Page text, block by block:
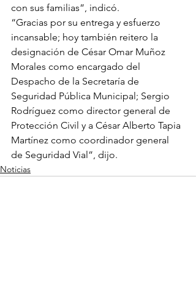
con sus familias”, indicó.
“Gracias por su entrega y esfuerzo
incansable; hoy también reitero la
designación de César Omar Muñoz
Morales como encargado del
Despacho de la Secretaría de
Seguridad Pública Municipal; Sergio
Rodríguez como director general de
Protección Civil y a César Alberto Tapia
Martínez como coordinador general
de Seguridad Vial”, dijo.
Noticias